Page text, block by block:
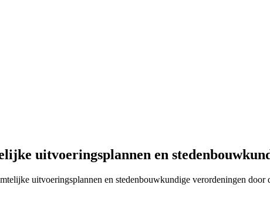
uitvoeringsplannen en
uitvoeringsplannen en stedenbouwkundige verordeningen